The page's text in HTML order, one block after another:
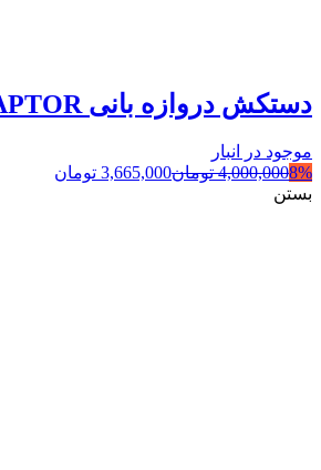
دستکش دروازه بانی RAPTOR
موجود در انبار
8%
4,000,000 تومان3,665,000 تومان
بستن